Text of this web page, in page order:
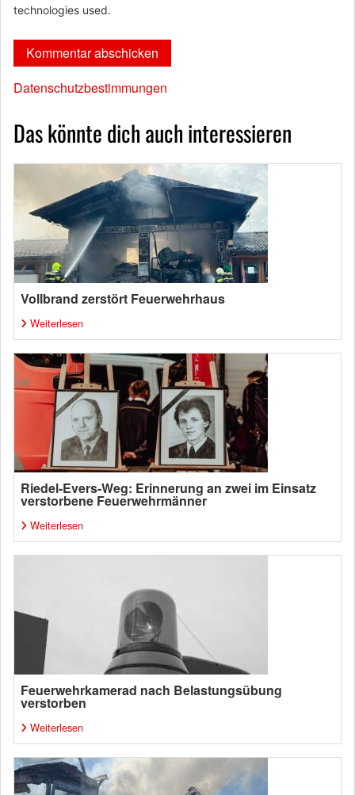
technologies used.
Datenschutzbestimmungen
Das könnte dich auch interessieren
Vollbrand zerstört Feuerwehrhaus
Weiterlesen
Riedel-Evers-Weg: Erinnerung an zwei im Einsatz
verstorbene Feuerwehrmänner
Weiterlesen
Feuerwehrkamerad nach Belastungsübung
verstorben
Weiterlesen